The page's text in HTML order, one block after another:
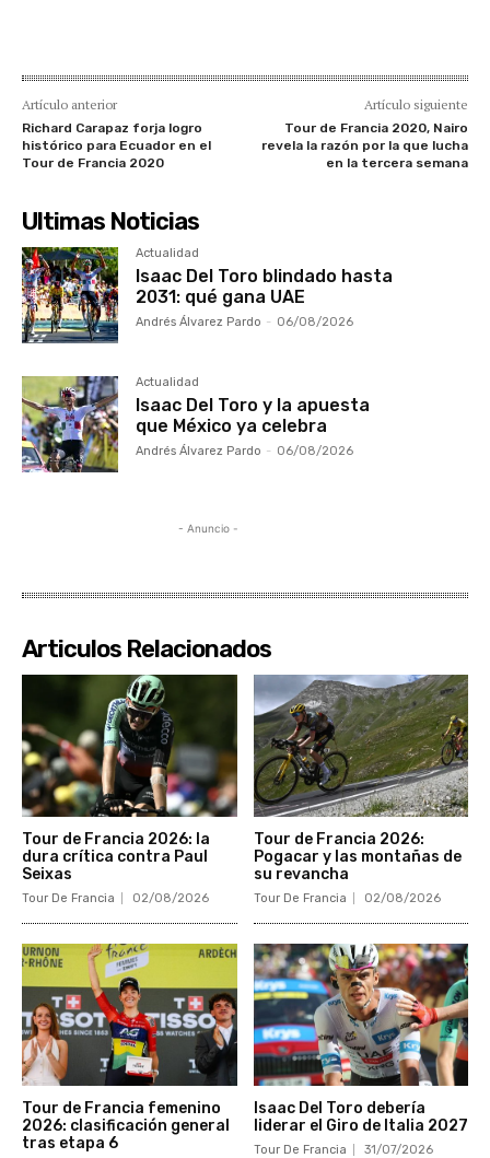
Artículo anterior
Richard Carapaz forja logro
histórico para Ecuador en el
Tour de Francia 2020
Artículo siguiente
Tour de Francia 2020, Nairo
revela la razón por la que lucha
en la tercera semana
Ultimas Noticias
Actualidad
Isaac Del Toro blindado hasta
2031: qué gana UAE
Andrés Álvarez Pardo - 06/08/2026
Actualidad
Isaac Del Toro y la apuesta
que México ya celebra
Andrés Álvarez Pardo - 06/08/2026
- Anuncio -
Articulos Relacionados
Tour de Francia 2026: la
dura crítica contra Paul
Seixas
Tour De Francia 02/08/2026
Tour de Francia 2026:
Pogacar y las montañas de
su revancha
Tour De Francia 02/08/2026
Tour de Francia femenino
2026: clasificación general
tras etapa 6
Isaac Del Toro debería
liderar el Giro de Italia 2027
Tour De Francia 31/07/2026